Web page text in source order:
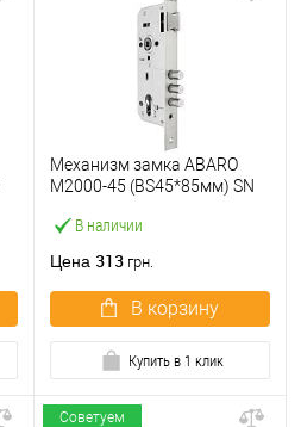
В наличии
Механизм замка ABARO
M2000-45 (BS45*85мм) SN
Цена 313 грн.
В корзину
Купить в 1 клик
Советуем